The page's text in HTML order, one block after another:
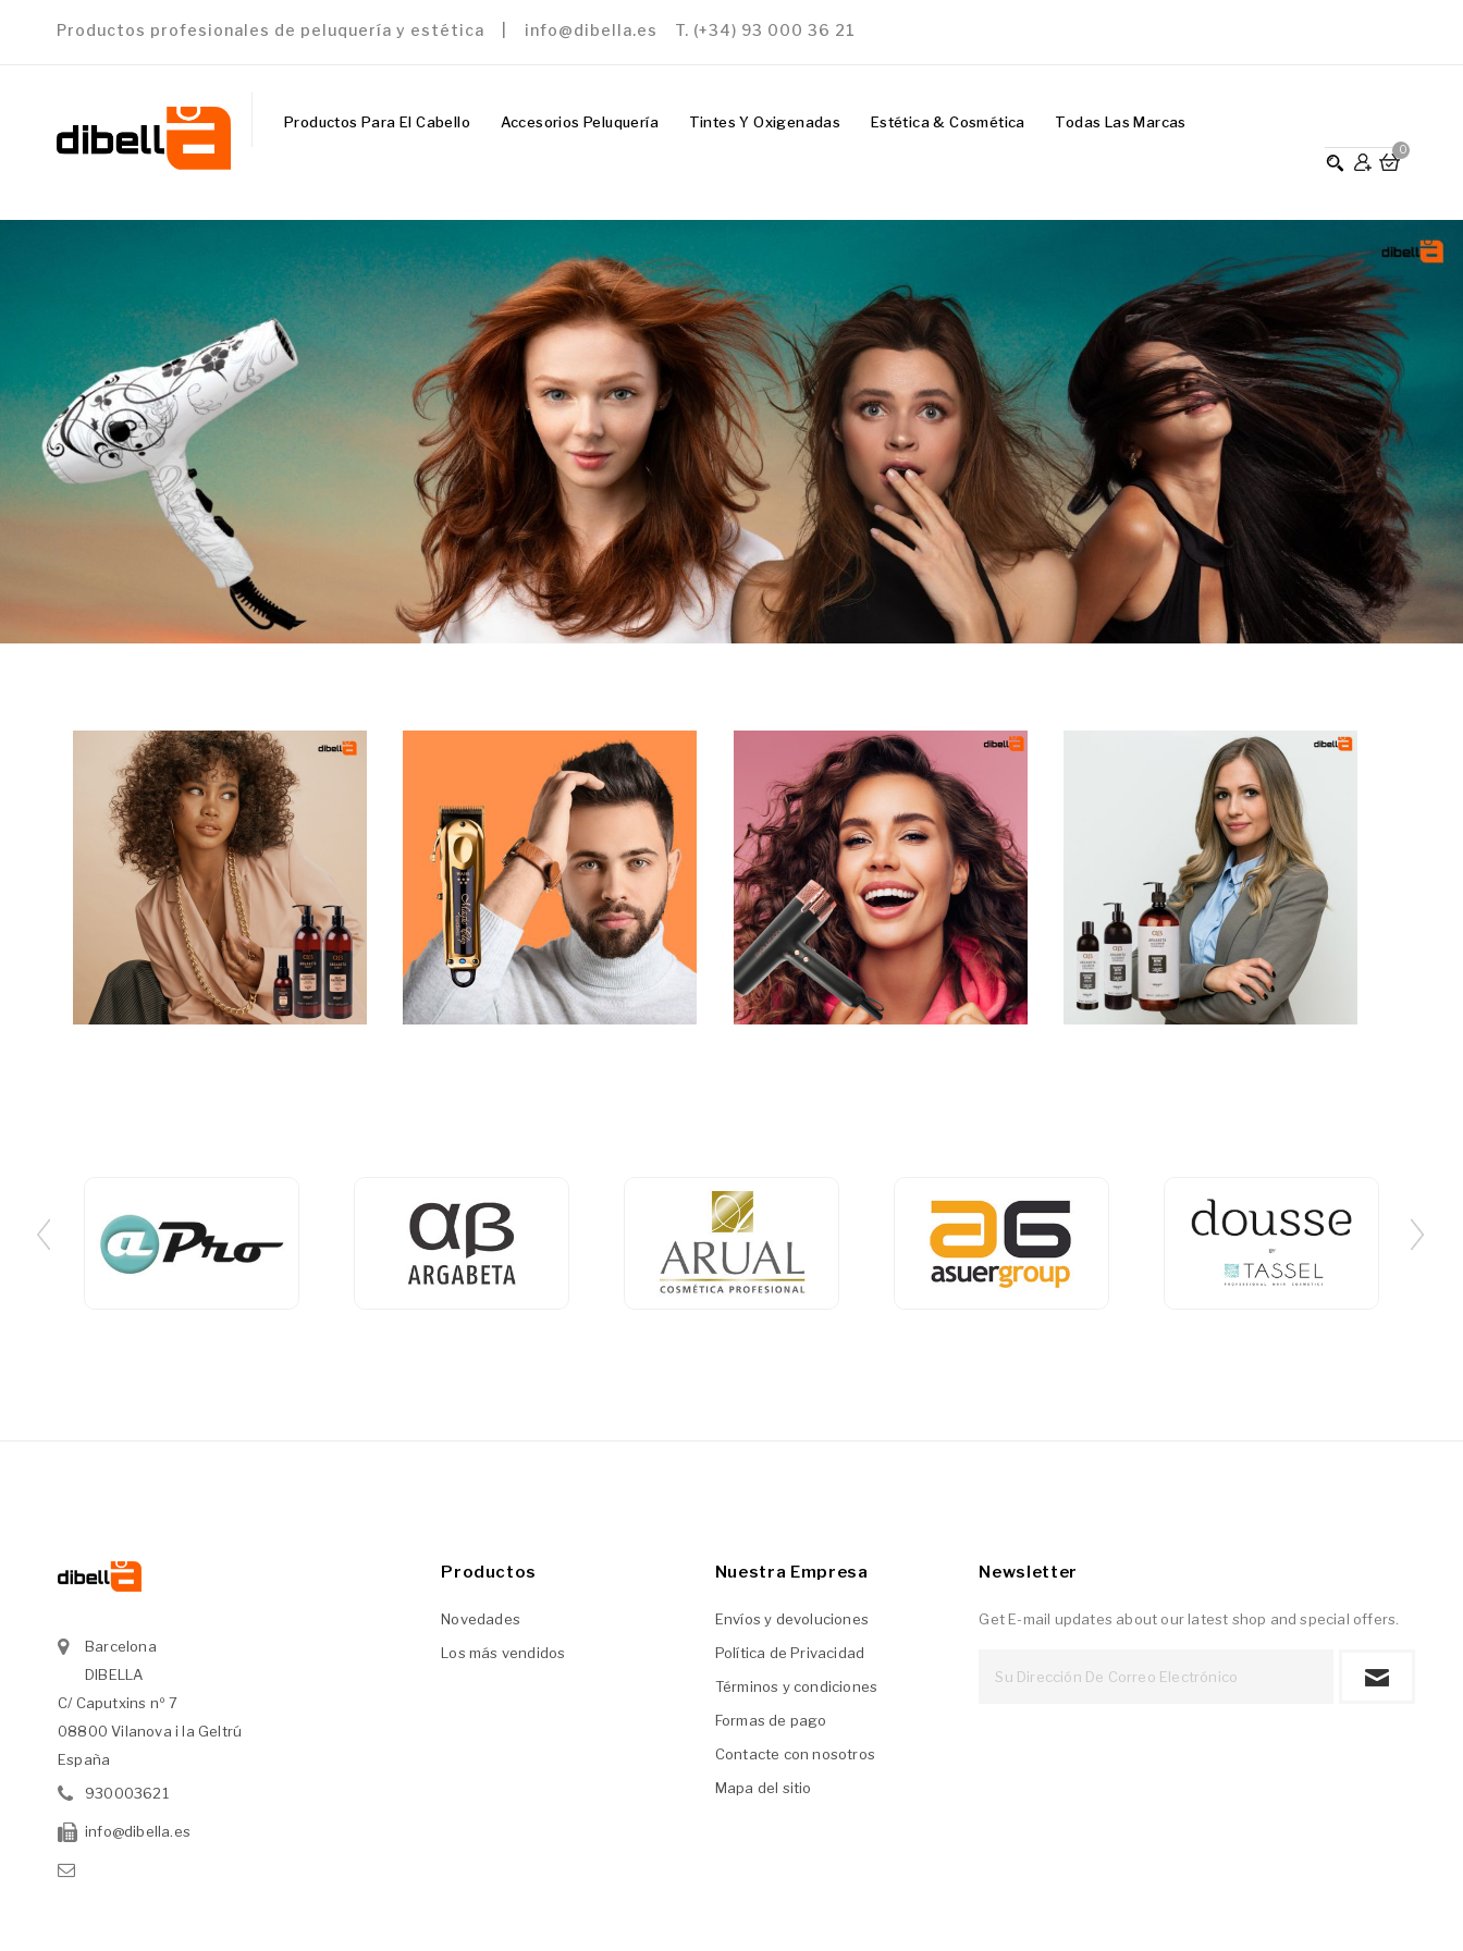
Productos profesionales de peluquería y estética | info@dibella.es T. (+34) 93 000 36 21
0
Productos Para El Cabello Accesorios Peluquería Tintes Y Oxigenadas Estética & Cosmética Todas Las Marcas
Barcelona
DIBELLA
C/ Caputxins nº 7
08800 Vilanova i la Geltrú
España
930003621
info@dibella.es
Productos
Novedades
Los más vendidos
Nuestra Empresa
Envíos y devoluciones
Política de Privacidad
Términos y condiciones
Formas de pago
Contacte con nosotros
Mapa del sitio
Newsletter
Get E-mail updates about our latest shop and special offers.